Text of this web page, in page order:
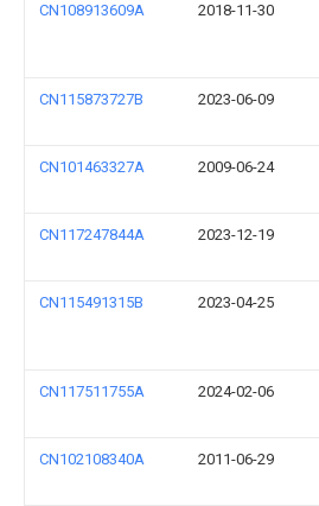
CN108913609A 2018-11-30
CN115873727B 2023-06-09
CN101463327A 2009-06-24
CN117247844A 2023-12-19
CN115491315B 2023-04-25
CN117511755A 2024-02-06
CN102108340A 2011-06-29